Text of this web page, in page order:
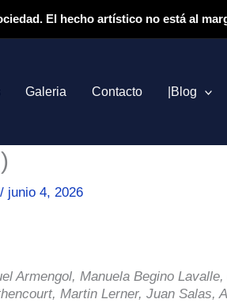
El hecho artístico no está al
Galeria Contacto |Blog
/ junio 4, 2026
Armengol, Manuela Begino
Martin Lerner, Juan Salas,